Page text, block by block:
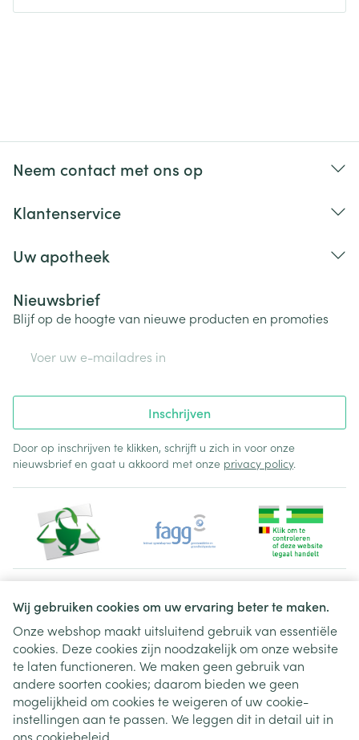
Wij gebruiken cookies om uw ervaring beter te maken.
Onze webshop maakt uitsluitend gebruik van essentiële
cookies. Deze cookies zijn noodzakelijk om onze website
te laten functioneren. We maken geen gebruik van
andere soorten cookies; daarom bieden we geen
mogelijkheid om cookies te weigeren of uw cookie-
instellingen aan te passen. We leggen dit in detail uit in
ons cookiebeleid
Neem contact met ons op
Klantenservice
Uw apotheek
Nieuwsbrief
Blijf op de hoogte van nieuwe producten en promoties
Inschrijven
Door op inschrijven te klikken, schrijft u zich in voor onze
nieuwsbrief en gaat u akkoord met onze privacy policy.
Juridische links